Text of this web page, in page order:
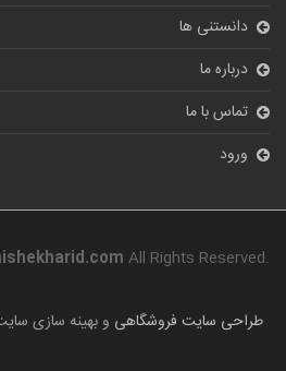
دانستنی ها
درباره ما
تماس با ما
ورود
All Rights Reserved.
طراحی سایت فروشگاهی و بهینه سازی